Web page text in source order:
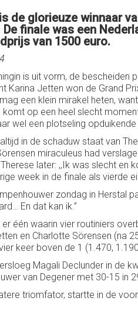
de glorieuze winnaar
De finale was een
van 1500 euro.
is uit vorm, de
Karina Jetten won de Grand
een klein mirakel heten,
komt op een heel slecht
wel een plotseling
in de schaduw staat van
miraculeus had
later: ,,Ik was slecht en
week in de finale als vierde
zondag in Herstal
En dat kan ik.’’
er één waarin vier routiniers
en Charlotte Sörensen (na
keer boven de 1 (1.470,
Magali Declunder in de
van Degener met 30-15 in
triomfator, startte in de